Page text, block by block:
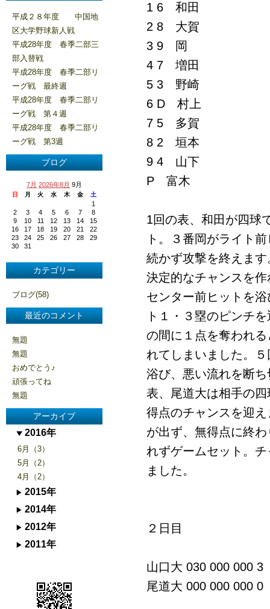
1 6 和田
2 8 大賀
3 9 岡
4 7 増田
5 3 野崎
6 D 村上
7 5 多賀
8 2 垣本
9 4 山下
P 富木
1回の表、和田が四球
ト。３番岡がライト
続かず攻撃を終えま
決定的なチャンスを
センター前ヒットを
ト１・３塁のピンチ
の間に１点を奪われ
れてしまいました。
浴び、悪い流れを断
表、尾道大は相手の
得点のチャンスを迎
が出ず、無得点に終
れずゲームセット。
ました。
２日目
山口大 030 000 000 3
尾道大 000 000 000 0
平成２８年度 中国地
区大学野球新人戦
平成28年度 春季二部三
部入替戦
平成28年度 春季二部リ
ーグ戦 最終週
平成28年度 春季二部リ
ーグ戦 第４週
平成28年度 春季二部リ
ーグ戦 第3週
ブログ
7月 2026年8月 9月
日 月 火 水 木 金 土
1
2
3 4 5 6 7
8
9
10 11 12 13 14
15
16
17 18 19 20 21
22
23
24 25 26 27 28
29
30
31
カテゴリー
ブログ(58)
最近のコメント
無題
無題
おめでとう♪
頑張ってね
無題
アーカイブ
2016年
6月（3）
5月（2）
4月（2）
2015年
2014年
2012年
2011年